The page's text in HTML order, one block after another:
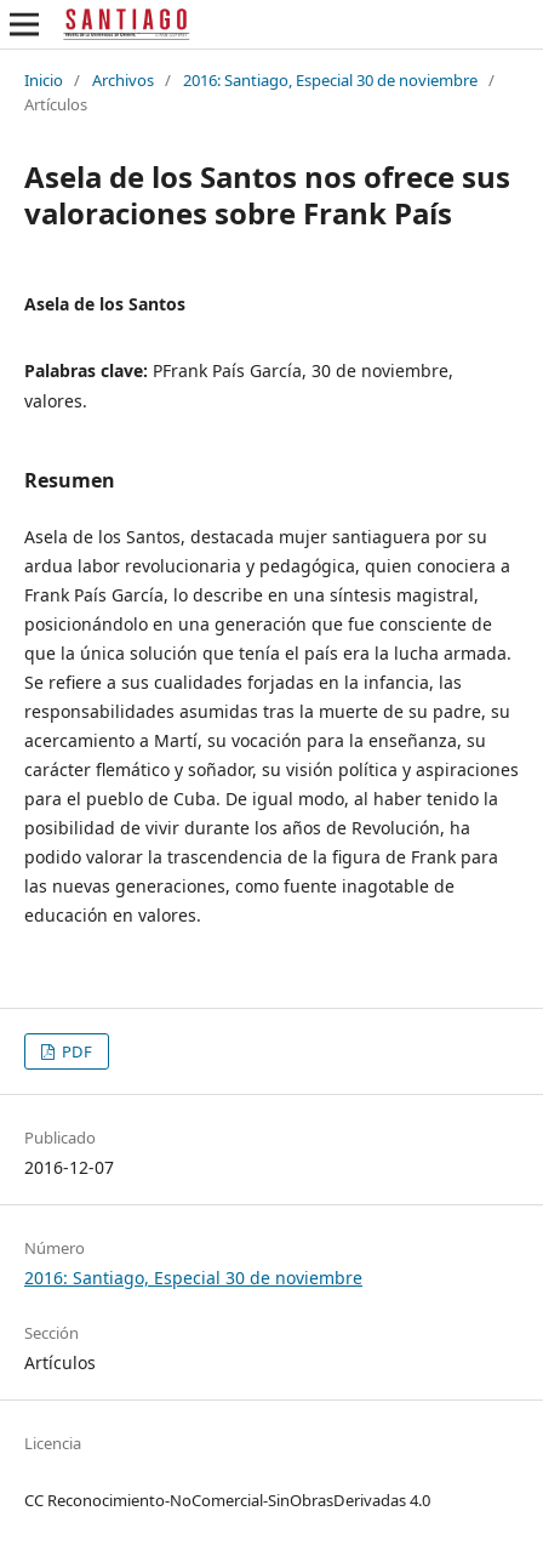
Inicio / Archivos / 2016: Santiago, Especial 30 de noviembre /
Artículos
Asela de los Santos nos ofrece sus
valoraciones sobre Frank País
Asela de los Santos
Palabras clave: PFrank País García, 30 de noviembre,
valores.
Resumen
Asela de los Santos, destacada mujer santiaguera por su
ardua labor revolucionaria y pedagógica, quien conociera a
Frank País García, lo describe en una síntesis magistral,
posicionándolo en una generación que fue consciente de
que la única solución que tenía el país era la lucha armada.
Se refiere a sus cualidades forjadas en la infancia, las
responsabilidades asumidas tras la muerte de su padre, su
acercamiento a Martí, su vocación para la enseñanza, su
carácter flemático y soñador, su visión política y aspiraciones
para el pueblo de Cuba. De igual modo, al haber tenido la
posibilidad de vivir durante los años de Revolución, ha
podido valorar la trascendencia de la figura de Frank para
las nuevas generaciones, como fuente inagotable de
educación en valores.
PDF
Publicado
2016-12-07
Número
2016: Santiago, Especial 30 de noviembre
Sección
Artículos
Licencia
CC Reconocimiento-NoComercial-SinObrasDerivadas 4.0